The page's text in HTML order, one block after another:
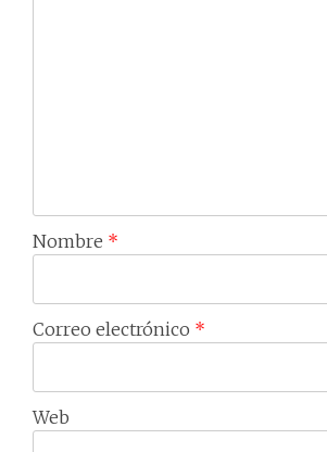
Nombre *
Correo electrónico *
Web